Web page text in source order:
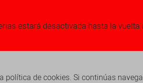
estará desactivada hasta la
de cookies. Si continúas